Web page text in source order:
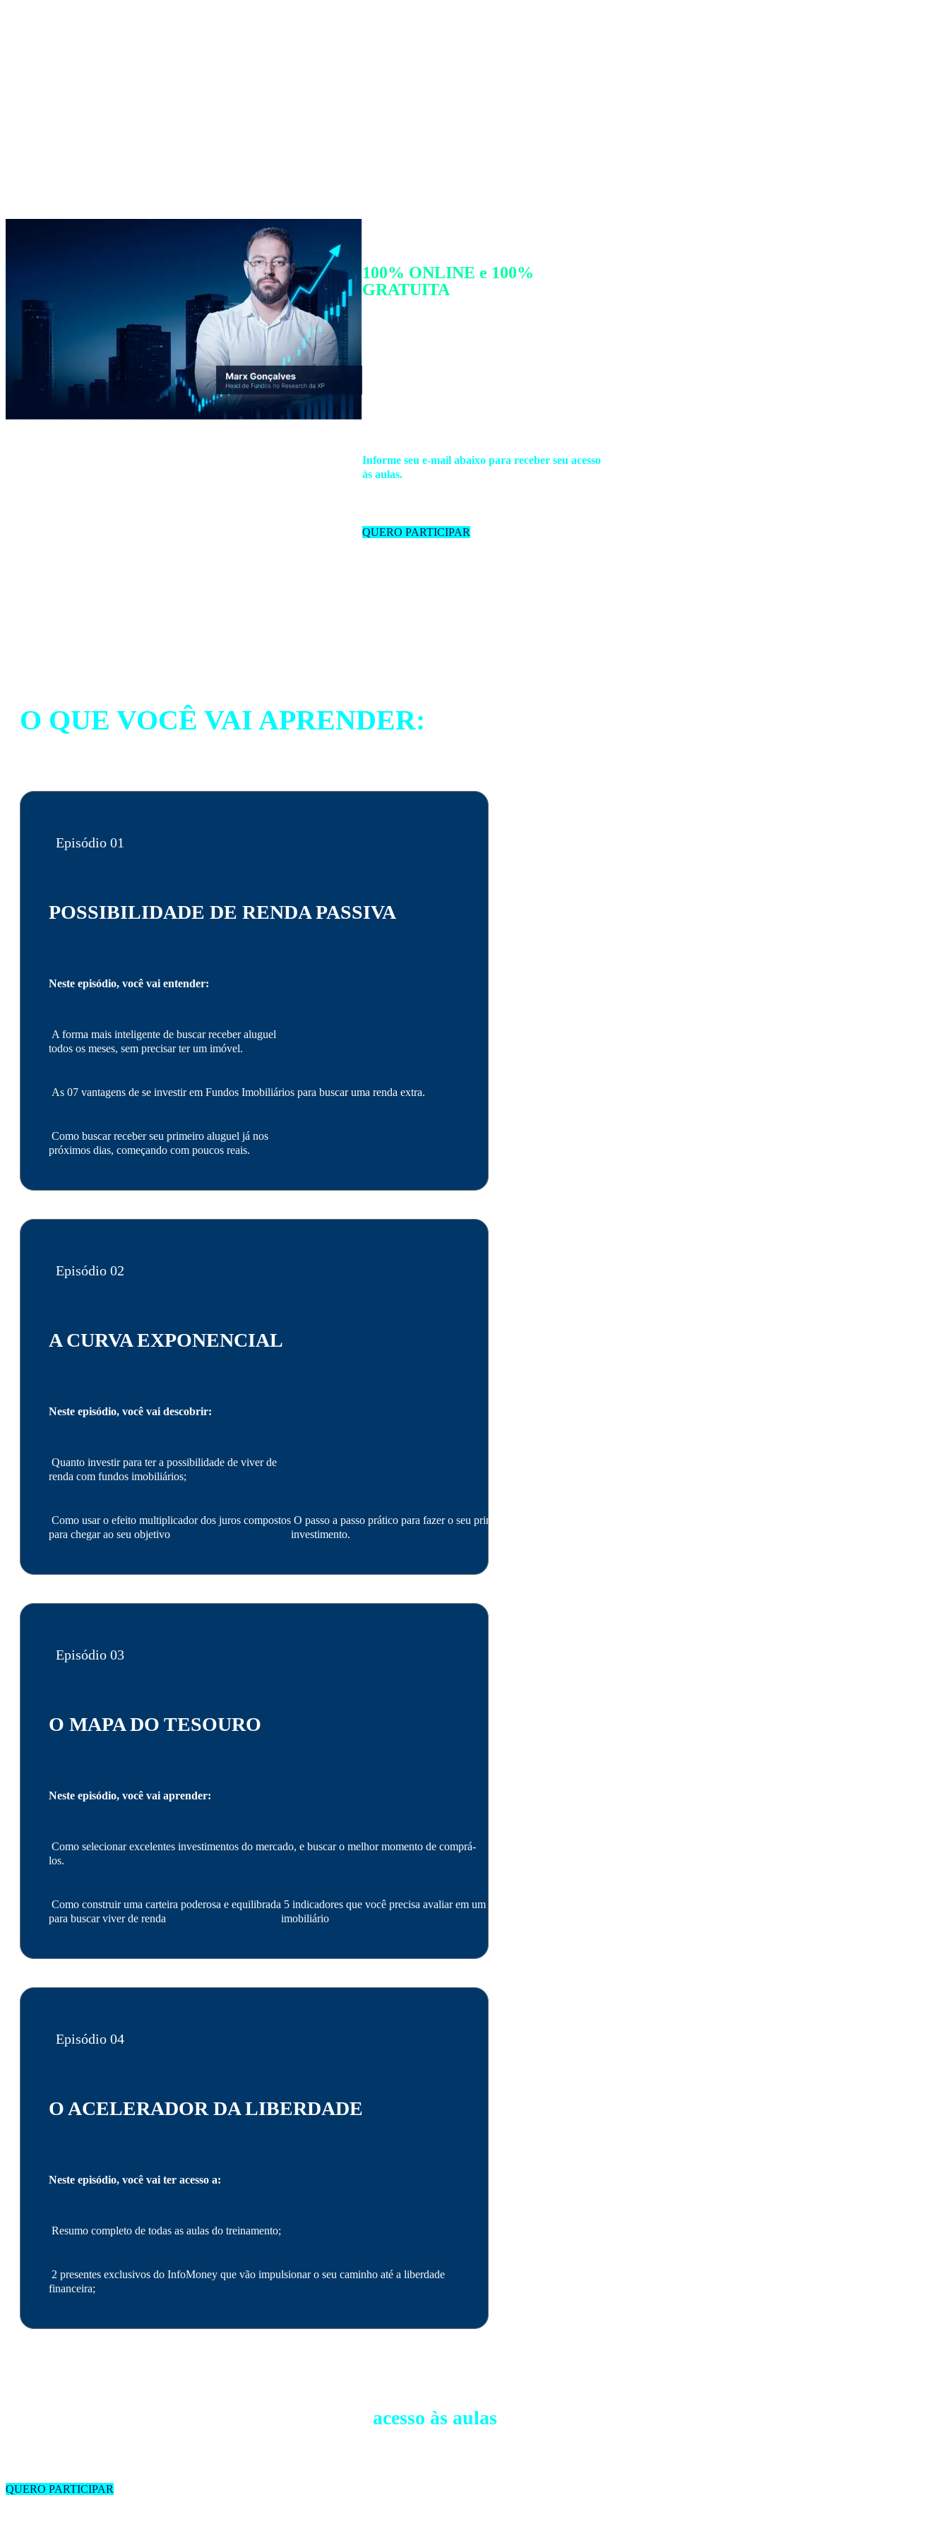
Série exclusiva de 4 aulas
100% ONLINE e 100%
GRATUITA
viver de renda e receber seu primeiro
Informe seu e-mail abaixo para receber seu acesso
às aulas.
QUERO PARTICIPAR
O QUE VOCÊ VAI APRENDER:
Episódio 01
POSSIBILIDADE DE RENDA PASSIVA
Neste episódio, você vai entender:
A forma mais inteligente de buscar receber aluguel
todos os meses, sem precisar ter um imóvel.
As 07 vantagens de se investir em Fundos Imobiliários para buscar uma renda extra.
Como buscar receber seu primeiro aluguel já nos
próximos dias, começando com poucos reais.
Episódio 02
A CURVA EXPONENCIAL
Neste episódio, você vai descobrir:
Quanto investir para ter a possibilidade de viver de
renda com fundos imobiliários;
Como usar o efeito multiplicador dos juros compostos
para chegar ao seu objetivo
O passo a passo prático para fazer o seu primeiro
investimento.
Episódio 03
O MAPA DO TESOURO
Neste episódio, você vai aprender:
Como selecionar excelentes investimentos do mercado, e buscar o melhor momento de comprá-
los.
Como construir uma carteira poderosa e equilibrada
para buscar viver de renda
5 indicadores que você precisa avaliar em um fundo
imobiliário
Episódio 04
O ACELERADOR DA LIBERDADE
Neste episódio, você vai ter acesso a:
Resumo completo de todas as aulas do treinamento;
2 presentes exclusivos do InfoMoney que vão impulsionar o seu caminho até a liberdade
financeira;
acesso às aulas
QUERO PARTICIPAR